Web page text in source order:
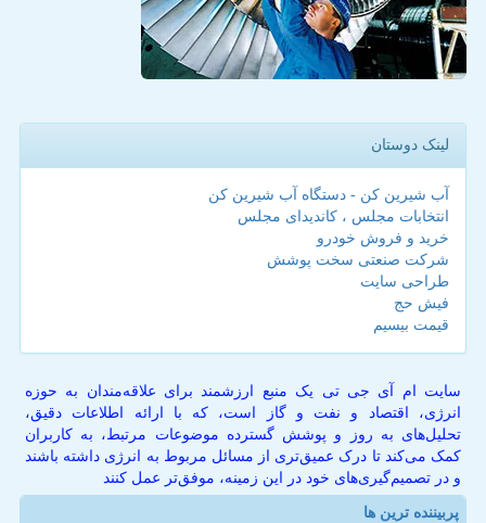
لینک دوستان
آب شیرین کن - دستگاه آب شیرین کن
انتخابات مجلس ، کاندیدای مجلس
خرید و فروش خودرو
شرکت صنعتی سخت پوشش
طراحی سایت
فیش حج
قیمت بیسیم
سایت ام آی جی تی یک منبع ارزشمند برای علاقه‌مندان به حوزه
انرژی، اقتصاد و نفت و گاز است، که با ارائه اطلاعات دقیق،
تحلیل‌های به روز و پوشش گسترده موضوعات مرتبط، به کاربران
کمک می‌کند تا درک عمیق‌تری از مسائل مربوط به انرژی داشته باشند
و در تصمیم‌گیری‌های خود در این زمینه، موفق‌تر عمل کنند
پربیننده ترین ها